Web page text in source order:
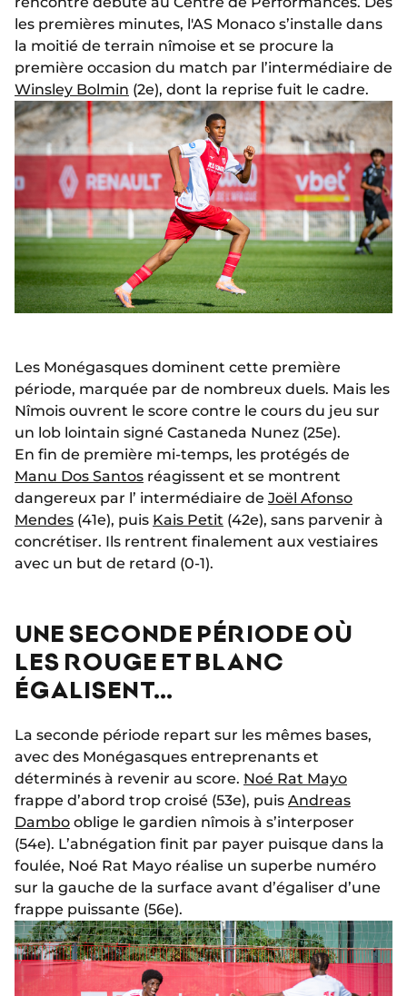
les premières minutes, l'AS Monaco s’installe dans
la moitié de terrain nîmoise et se procure la
première occasion du match par l’intermédiaire de
Winsley Bolmin (2e), dont la reprise fuit le cadre.
Les Monégasques dominent cette première
période, marquée par de nombreux duels. Mais les
Nîmois ouvrent le score contre le cours du jeu sur
un lob lointain signé Castaneda Nunez (25e).
En fin de première mi-temps, les protégés de
Manu Dos Santos réagissent et se montrent
dangereux par l’ intermédiaire de Joël Afonso
Mendes (41e), puis Kais Petit (42e), sans parvenir à
concrétiser. Ils rentrent finalement aux vestiaires
avec un but de retard (0-1).
UNE SECONDE PÉRIODE OÙ
LES ROUGE ET BLANC
ÉGALISENT…
La seconde période repart sur les mêmes bases,
avec des Monégasques entreprenants et
déterminés à revenir au score. Noé Rat Mayo
frappe d’abord trop croisé (53e), puis Andreas
Dambo oblige le gardien nîmois à s’interposer
(54e). L’abnégation finit par payer puisque dans la
foulée, Noé Rat Mayo réalise un superbe numéro
sur la gauche de la surface avant d’égaliser d’une
frappe puissante (56e).